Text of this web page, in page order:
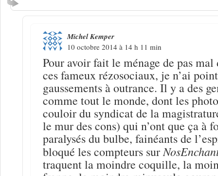
Michel Kemper
10 octobre 2014 à 14 h 11 min
Pour avoir fait le ménage de pas mal
ces fameux rézosociaux, je n’ai
gaussements à outrance. Il y a des
comme tout le monde, dont les
couloir du syndicat de la
le mur des cons) qui n’ont que ça à
paralysés du bulbe, fainéants de
bloqué les compteurs sur
traquent la moindre coquille, la